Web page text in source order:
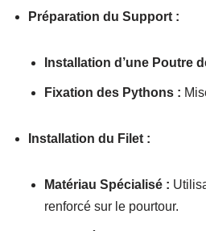
Préparation du Support :
Installation d’une Poutre
Fixation des Pythons :
Installation du Filet :
Matériau Spécialisé :
renforcé sur le pourtour.